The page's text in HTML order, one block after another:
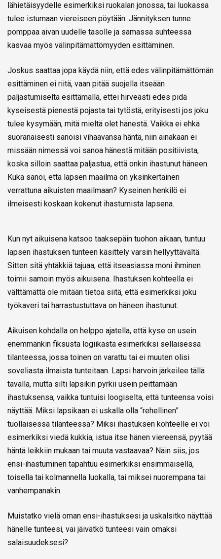
lähietäisyydelle esimerkiksi ruokalan jonossa, tai luokassa
tulee istumaan viereiseen pöytään. Jännityksen tunne
pomppaa aivan uudelle tasolle ja samassa suhteessa
kasvaa myös välinpitämättömyyden esittäminen.
Joskus saattaa jopa käydä niin, että edes välinpitämättömän
esittäminen ei riitä, vaan pitää suojella itseään
paljastumiselta esittämällä, ettei hirveästi edes pidä
kyseisestä pienestä pojasta tai tytöstä, erityisesti jos joku
tulee kysymään, mitä mieltä olet hänestä. Vaikka ei ehkä
suoranaisesti sanoisi vihaavansa häntä, niin ainakaan ei
missään nimessä voi sanoa hänestä mitään positiivista,
koska silloin saattaa paljastua, että onkin ihastunut häneen.
Kuka sanoi, että lapsen maailma on yksinkertainen
verrattuna aikuisten maailmaan? Kyseinen henkilö ei
ilmeisesti koskaan kokenut ihastumista lapsena.
Kun nyt aikuisena katsoo taaksepäin tuohon aikaan, tuntuu
lapsen ihastuksen tunteen käsittely varsin hellyyttävältä.
Sitten sitä yhtäkkiä tajuaa, että itseasiassa moni ihminen
toimii samoin myös aikuisena. Ihastuksen kohteella ei
välttämättä ole mitään tietoa siitä, että esimerkiksi joku
työkaveri tai harrastustuttava on häneen ihastunut.
Aikuisen kohdalla on helppo ajatella, että kyse on usein
enemmänkin fiksusta logiikasta esimerkiksi sellaisessa
tilanteessa, jossa toinen on varattu tai ei muuten olisi
soveliasta ilmaista tunteitaan. Lapsi harvoin järkeilee tällä
tavalla, mutta silti lapsikin pyrkii usein peittämään
ihastuksensa, vaikka tuntuisi loogiselta, että tunteensa voisi
näyttää. Miksi lapsikaan ei uskalla olla “rehellinen”
tuollaisessa tilanteessa? Miksi ihastuksen kohteelle ei voi
esimerkiksi viedä kukkia, istua itse hänen viereensä, pyytää
häntä leikkiin mukaan tai muuta vastaavaa? Näin siis, jos
ensi-ihastuminen tapahtuu esimerkiksi ensimmäisellä,
toisella tai kolmannella luokalla, tai miksei nuorempana tai
vanhempanakin.
Muistatko vielä oman ensi-ihastuksesi ja uskalsitko näyttää
hänelle tunteesi, vai jäivätkö tunteesi vain omaksi
salaisuudeksesi?